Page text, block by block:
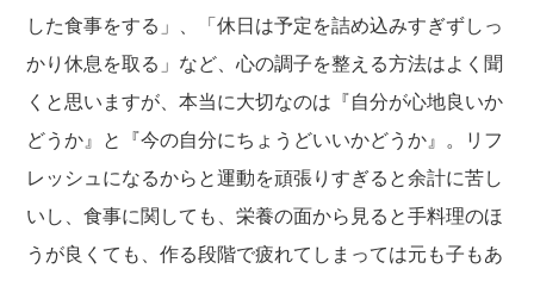
した食事をする」、「休日は予定を詰め込みすぎずしっ
かり休息を取る」など、心の調子を整える方法はよく聞
くと思いますが、本当に大切なのは『自分が心地良いか
どうか』と『今の自分にちょうどいいかどうか』。リフ
レッシュになるからと運動を頑張りすぎると余計に苦し
いし、食事に関しても、栄養の面から見ると手料理のほ
うが良くても、作る段階で疲れてしまっては元も子もあ